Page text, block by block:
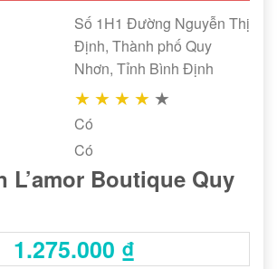
Số 1H1 Đường Nguyễn Thị
Định, Thành phố Quy
Nhơn, Tỉnh Bình Định
★ ★ ★ ★ ★
Có
Có
L’amor Boutique Quy
1.275.000 ₫